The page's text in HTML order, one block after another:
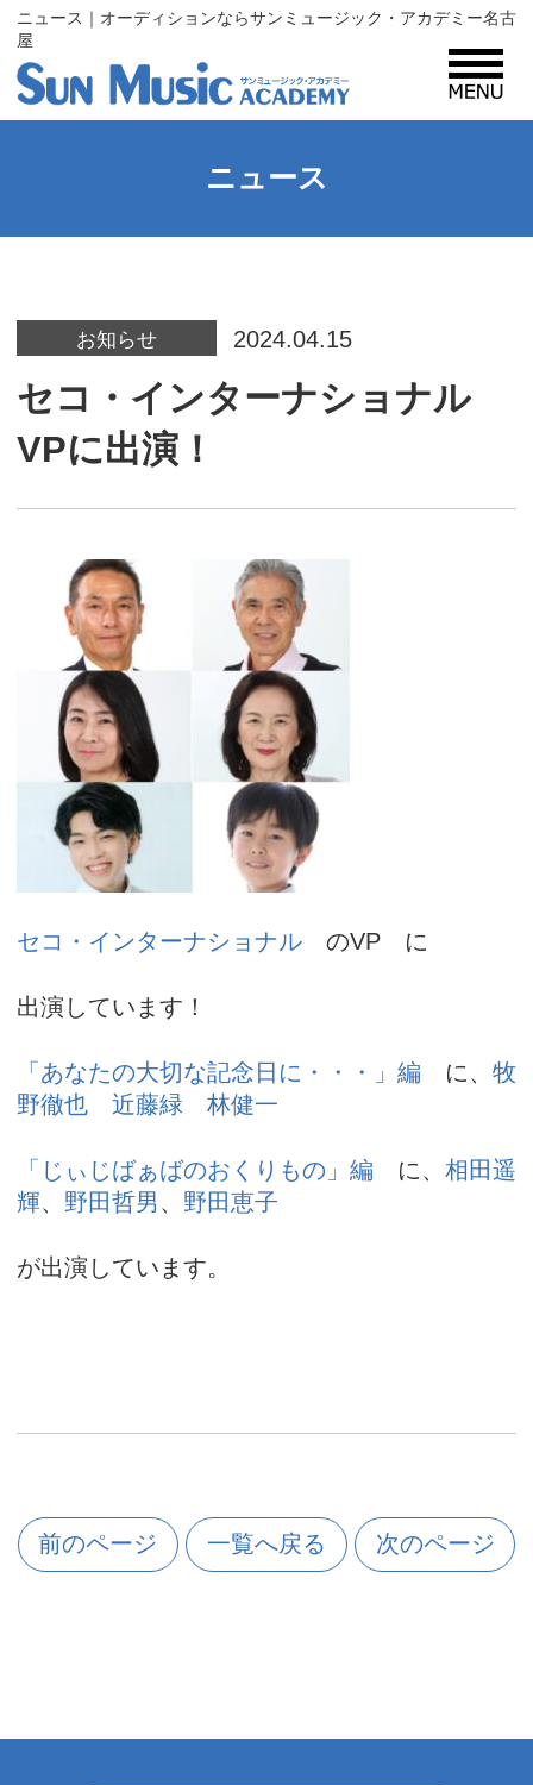
ニュース｜オーディションならサンミュージック・アカデミー名古
屋
MENU
サンミュージック・アカデミーとは？
入所案内
プロフィール
アカデミー案内
資料請求
キャスティング
ニュース
お知らせ 2024.04.15
セコ・インターナショナル
VPに出演！
セコ・インターナショナル のVP に
出演しています！
「あなたの大切な記念日に・・・」編 に、 牧
野徹也
近藤緑 林健一
「じぃじばぁばのおくりもの」編 に、 相田遥
輝、 野田哲男 、 野田恵子
が出演しています。
前のページ 一覧へ戻る 次のページ